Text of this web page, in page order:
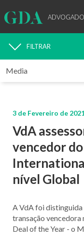
MEDIA
FILTRAR
3 de Fevereiro de
VdA
vencedor
nível Global
A VdA foi distinguida
transação vencedora
Deal of the Year- o